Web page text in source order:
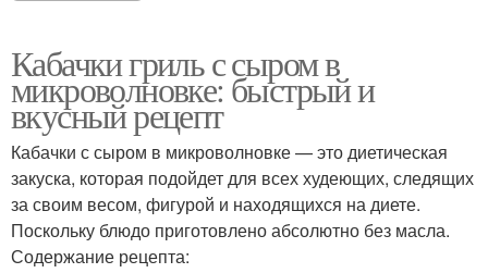
Кабачки гриль с сыром в
микроволновке: быстрый и
вкусный рецепт
Кабачки с сыром в микроволновке — это диетическая
закуска, которая подойдет для всех худеющих, следящих
за своим весом, фигурой и находящихся на диете.
Поскольку блюдо приготовлено абсолютно без масла.
Содержание рецепта: